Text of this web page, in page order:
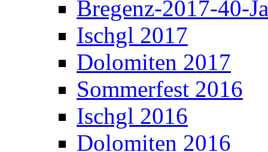
Bregenz-2017-40-
Ischgl 2017
Dolomiten 2017
Sommerfest 2016
Ischgl 2016
Dolomiten 2016